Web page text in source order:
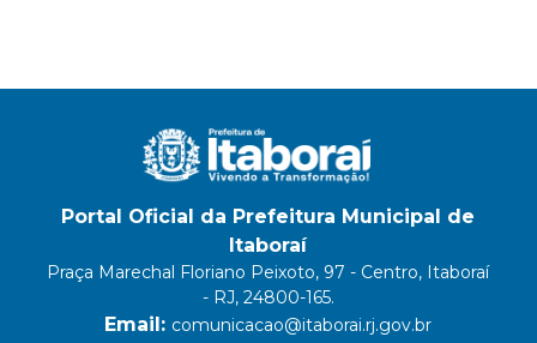
Portal Oficial da Prefeitura Municipal de
Itaboraí
Praça Marechal Floriano Peixoto, 97 - Centro, Itaboraí
- RJ, 24800-165.
Email: comunicacao@itaborai.rj.gov.br